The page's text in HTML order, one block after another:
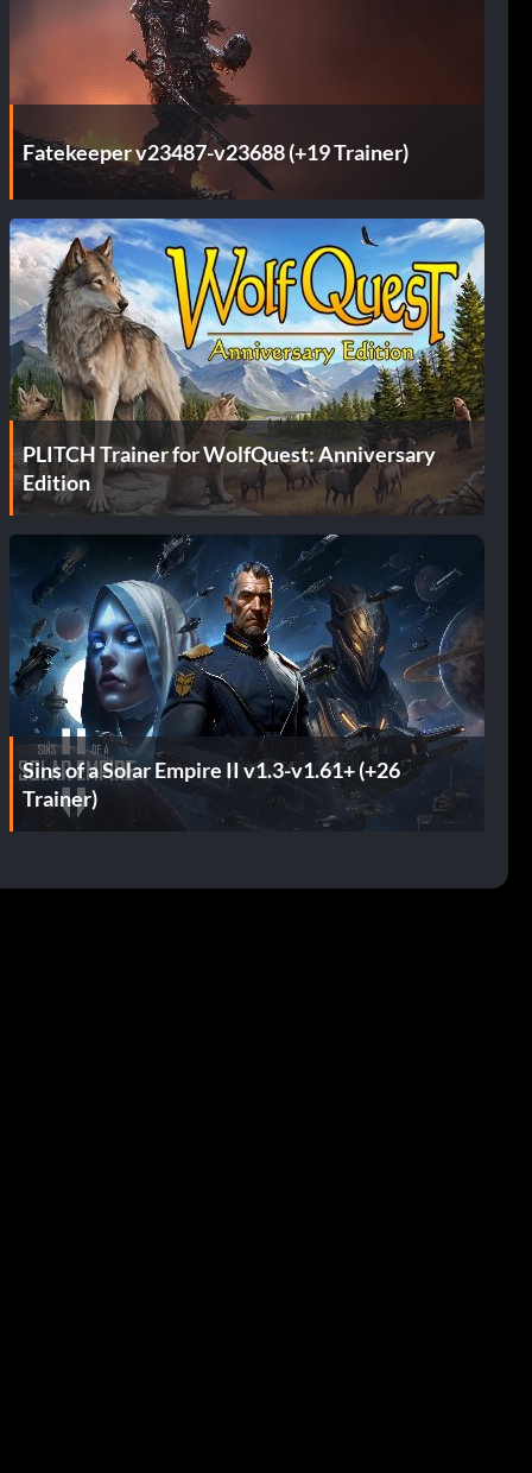
Fatekeeper v23487-v23688 (+19 Trainer)
PLITCH Trainer for WolfQuest: Anniversary
Edition
Sins of a Solar Empire II v1.3-v1.61+ (+26
Trainer)